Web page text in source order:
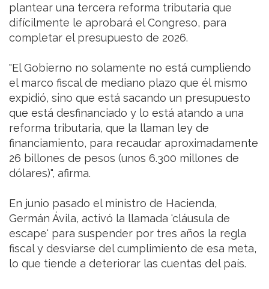
plantear una tercera reforma tributaria que
difícilmente le aprobará el Congreso, para
completar el presupuesto de 2026.
"El Gobierno no solamente no está cumpliendo
el marco fiscal de mediano plazo que él mismo
expidió, sino que está sacando un presupuesto
que está desfinanciado y lo está atando a una
reforma tributaria, que la llaman ley de
financiamiento, para recaudar aproximadamente
26 billones de pesos (unos 6.300 millones de
dólares)", afirma.
En junio pasado el ministro de Hacienda,
Germán Ávila, activó la llamada 'cláusula de
escape' para suspender por tres años la regla
fiscal y desviarse del cumplimiento de esa meta,
lo que tiende a deteriorar las cuentas del país.